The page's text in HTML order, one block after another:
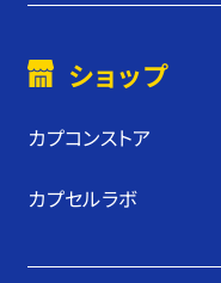
ショップ
カプコンストア
カプセルラボ